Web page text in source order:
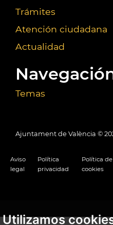
Utilizamos
Trámites
Atención ciudadana
Actualidad
Temas
Ajuntament de València ©
Aviso
legal
Política
privacidad
Política de
cookies